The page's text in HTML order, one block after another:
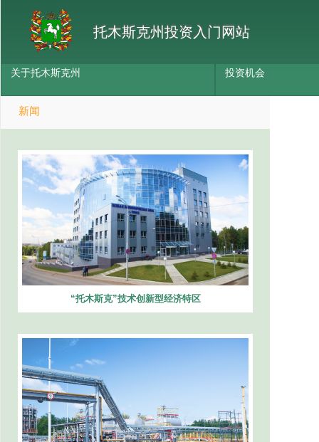
托木斯克州投资入门网站
关于托木斯克州 投资机会
新闻
“托木斯克”技术创新型经济特区